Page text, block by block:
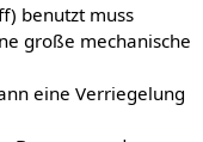
benutzt muss
große mechanische
eine Verriegelung